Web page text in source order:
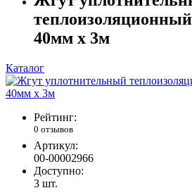
40мм х 3м
Каталог
Рейтинг:
0 отзывов
Артикул:
00-00002966
Доступно:
3 шт.